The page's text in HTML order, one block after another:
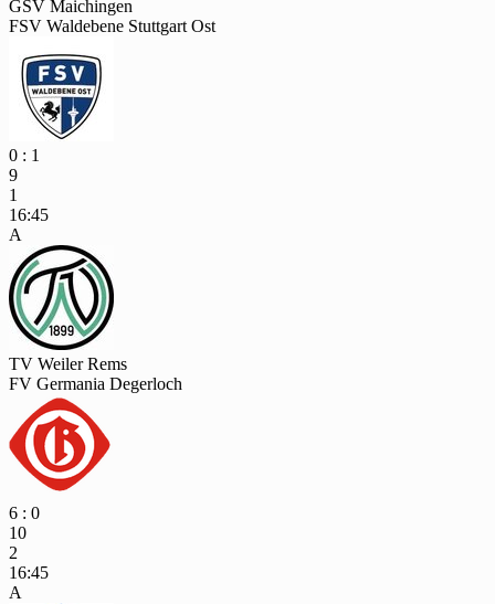
GSV Maichingen
FSV Waldebene Stuttgart Ost
0 : 1
9
1
16:45
A
TV Weiler Rems
FV Germania Degerloch
6 : 0
10
2
16:45
A